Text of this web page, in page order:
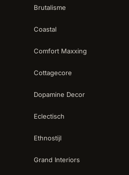
Brutalisme
Coastal
Comfort Maxxing
Cottagecore
Dopamine Decor
Eclectisch
Ethnostijl
Grand Interiors